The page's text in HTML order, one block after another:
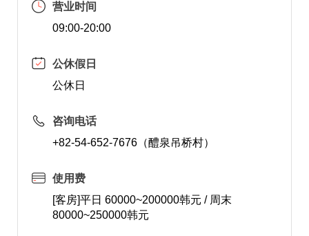
营业时间
09:00-20:00
公休假日
公休日
咨询电话
+82-54-652-7676（醴泉吊桥村）
使用费
[客房]平日 60000~200000韩元 / 周末
80000~250000韩元